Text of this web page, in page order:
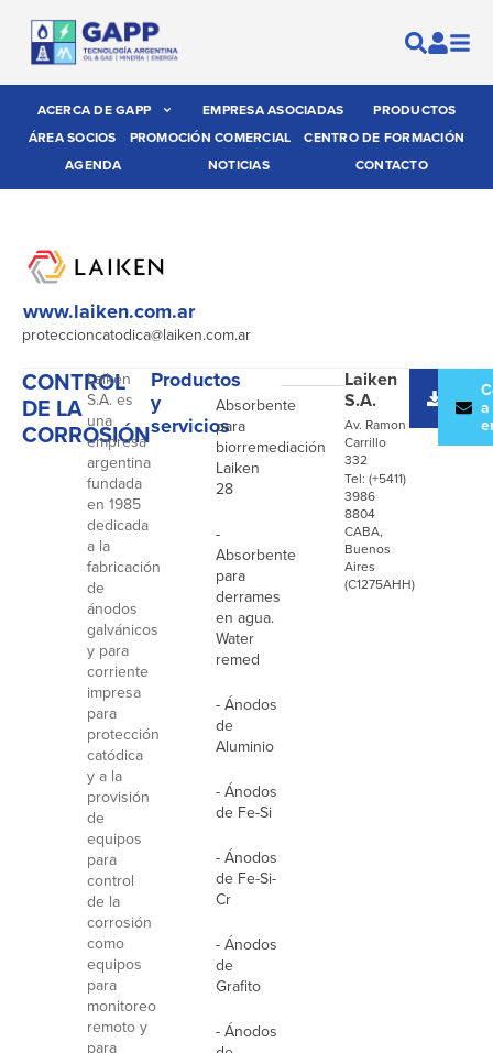
ACERCA DE GAPP EMPRESA ASOCIADAS
PRODUCTOS
ÁREA SOCIOS
PROMOCIÓN COMERCIAL
CENTRO DE FORMACIÓN
AGENDA
NOTICIAS CONTACTO
www.laiken.com.ar
proteccioncatodica@laiken.com.ar
CONTROL
DE LA
CORROSIÓN
Laiken
S.A. es
una
empresa
argentina
fundada
en 1985
dedicada
a la
fabricación
de
ánodos
galvánicos
y para
corriente
impresa
para
protección
catódica
y a la
provisión
de
equipos
para
control
de la
corrosión
como
equipos
para
monitoreo
remoto y
para
Productos
y
servicios
-
Absorbente
para
biorremediación
Laiken
28
-
Absorbente
para
derrames
en agua.
Water
remed
- Ánodos
de
Aluminio
- Ánodos
de Fe-Si
- Ánodos
de Fe-Si-
Cr
- Ánodos
de
Grafito
- Ánodos
Laiken
S.A.
Av. Ramon
Carrillo
332
Tel: (+5411)
3986
8804
CABA,
Buenos
Aires
(C1275AHH)